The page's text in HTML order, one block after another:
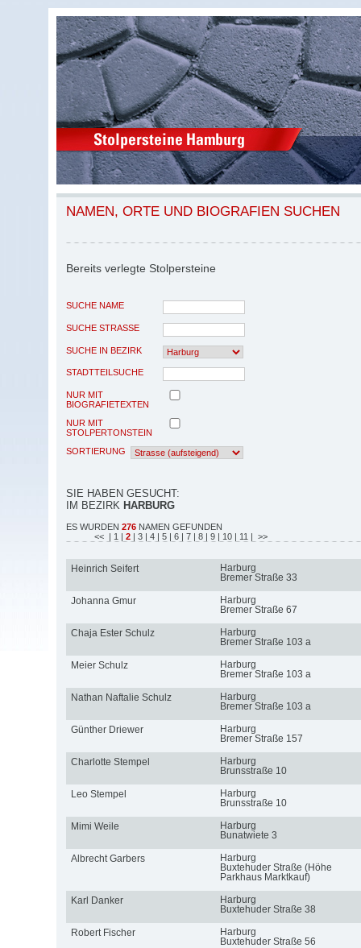
NAMEN, ORTE UND BIOGRAFIEN SUCHEN
Bereits verlegte Stolpersteine
SUCHE NAME
SUCHE STRASSE
SUCHE IN BEZIRK
STADTTEILSUCHE
NUR MIT
BIOGRAFIETEXTEN
NUR MIT
STOLPERTONSTEIN
SORTIERUNG
SIE HABEN GESUCHT:
IM BEZIRK HARBURG
ES WURDEN 276 NAMEN GEFUNDEN
<< | 1 | 2 | 3 | 4 | 5 | 6 | 7 | 8 | 9 | 10 | 11 | >>
Heinrich Seifert
Harburg
Bremer Straße 33
Johanna Gmur
Harburg
Bremer Straße 67
Chaja Ester Schulz
Harburg
Bremer Straße 103 a
Meier Schulz
Harburg
Bremer Straße 103 a
Nathan Naftalie Schulz
Harburg
Bremer Straße 103 a
Günther Driewer
Harburg
Bremer Straße 157
Charlotte Stempel
Harburg
Brunsstraße 10
Leo Stempel
Harburg
Brunsstraße 10
Mimi Weile
Harburg
Bunatwiete 3
Albrecht Garbers
Harburg
Buxtehuder Straße (Höhe
Parkhaus Marktkauf)
Karl Danker
Harburg
Buxtehuder Straße 38
Robert Fischer
Harburg
Buxtehuder Straße 56